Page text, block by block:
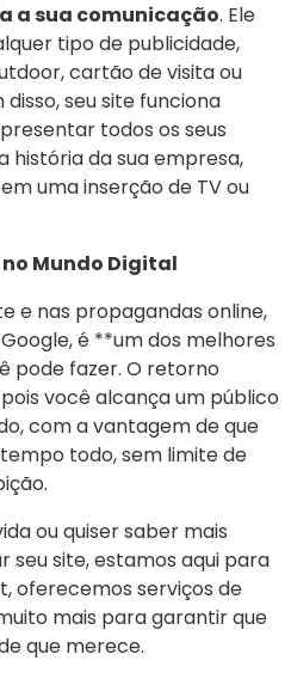
a sua comunicação. Ele
tipo de publicidade,
cartão de visita ou
seu site funciona
todos os seus
história da sua empresa,
uma inserção de TV ou
Mundo Digital
e nas propagandas online,
é **um dos melhores
pode fazer. O retorno
você alcança um público
com a vantagem de que
todo, sem limite de
ou quiser saber mais
site, estamos aqui para
oferecemos serviços de
mais para garantir que
que merece.